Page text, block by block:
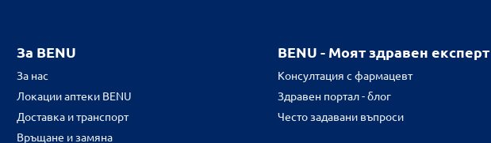
За BENU
За нас
Локации аптеки BENU
Доставка и транспорт
Връщане и замяна
BENU - Моят здравен експерт
Консултация с фармацевт
Здравен портал - блог
Често задавани въпроси